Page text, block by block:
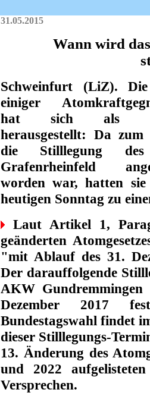
31.05.2015
Wann wird
Schweinfurt (LiZ).
einiger
hat sich als
herausgestellt: Da
die Stilllegung
Grafenrheinfeld
worden war, hatten
heutigen Sonntag zu
Laut Artikel 1,
geänderten
"mit Ablauf des 31.
Der darauffolgende
AKW
Dezember 2017
Bundestagswahl findet
dieser Stilllegungs-
13. Änderung des
und 2022
Versprechen.